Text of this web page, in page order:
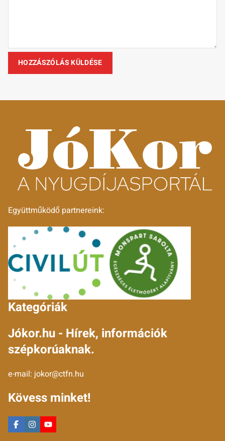
Együttműködő partnereink:
Kategóriák
Jókor.hu - Hírek, információk
szépkorúaknak.
e-mail: jokor@ctfn.hu
Kövess minket!